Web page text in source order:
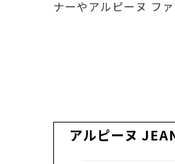
ナーやアルピーヌ フ
アルピーヌ